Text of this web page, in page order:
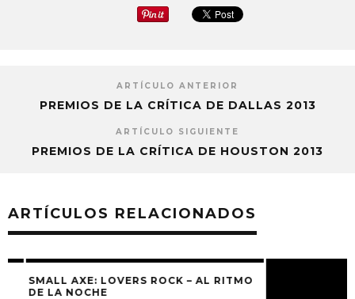
ARTÍCULO ANTERIOR
PREMIOS DE LA CRÍTICA DE DALLAS 2013
ARTÍCULO SIGUIENTE
PREMIOS DE LA CRÍTICA DE HOUSTON 2013
ARTÍCULOS RELACIONADOS
SMALL AXE: LOVERS ROCK – AL RITMO
DE LA NOCHE